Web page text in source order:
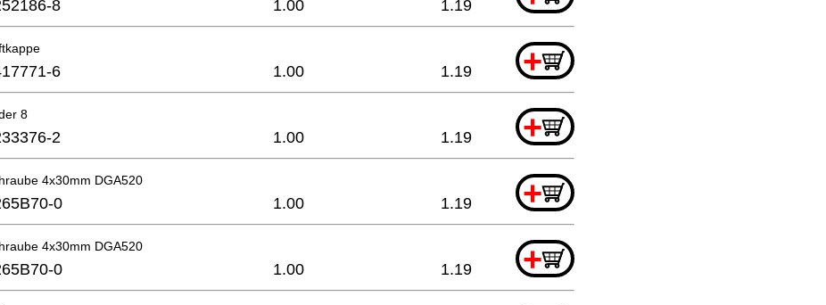
8 1.00 1.19
+
6 1.00 1.19
8 +
2 1.00 1.19
4x30mm DGA520 +
0 1.00 1.19
4x30mm DGA520 +
0 1.00 1.19